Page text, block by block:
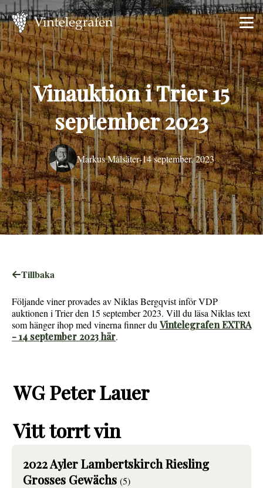
Vinauktion i Trier 15
september 2023
Markus Målsäter-14 september, 2023
Tillbaka
Följande viner provades av Niklas Bergqvist inför VDP
auktionen i Trier den 15 september 2023. Vill du läsa Niklas text
som hänger ihop med vinerna finner du Vintelegrafen EXTRA
- 14 september 2023 här.
WG Peter Lauer
Vitt torrt vin
2022 Ayler Lambertskirch Riesling
Grosses Gewächs (5)